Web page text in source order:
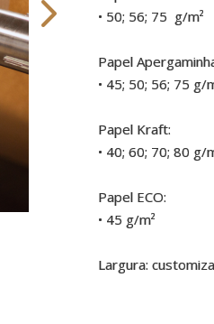
• 50; 56; 75 g/m²
Papel
• 45; 50; 56; 75 g/
Papel Kraft:
• 40; 60; 70; 80 g/
Papel ECO:
• 45 g/m²
Largura: